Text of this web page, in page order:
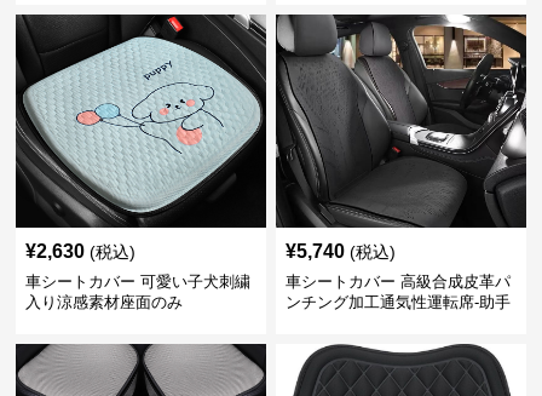
¥2,630 (税込)
車シートカバー 可愛い子犬刺繍
入り涼感素材座面のみ
¥5,740 (税込)
車シートカバー 高級合成皮革パ
ンチング加工通気性運転席-助手